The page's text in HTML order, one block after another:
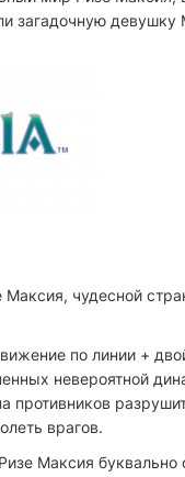
загадочную девушку
чудесной
по линии +
невероятной
противников
врагов.
Максия буквально